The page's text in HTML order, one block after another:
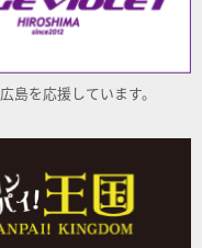
広島を応援しています。